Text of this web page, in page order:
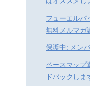
フューエルパ
無料メルマガ
保護中: メン
ベースマップ
ドバックしま